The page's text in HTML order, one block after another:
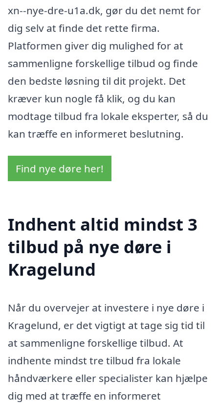
xn--nye-dre-u1a.dk, gør du det nemt for
dig selv at finde det rette firma.
Platformen giver dig mulighed for at
sammenligne forskellige tilbud og finde
den bedste løsning til dit projekt. Det
kræver kun nogle få klik, og du kan
modtage tilbud fra lokale eksperter, så du
kan træffe en informeret beslutning.
Find nye døre her!
Indhent altid mindst 3
tilbud på nye døre i
Kragelund
Når du overvejer at investere i nye døre i
Kragelund, er det vigtigt at tage sig tid til
at sammenligne forskellige tilbud. At
indhente mindst tre tilbud fra lokale
håndværkere eller specialister kan hjælpe
dig med at træffe en informeret